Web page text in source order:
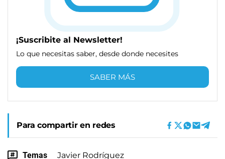
¡Suscribite al Newsletter!
Lo que necesitas saber, desde donde necesites
SABER MÁS
Para compartir en redes
Temas Javier Rodríguez